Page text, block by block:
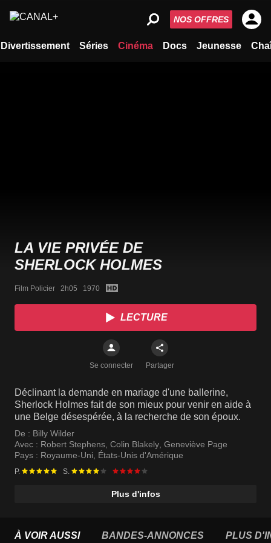
Divertissement Séries Cinéma Docs Jeunesse
NOS OFFRES
LA VIE PRIVÉE DE
SHERLOCK HOLMES
Film Policier   2h05   1970
LECTURE
Se connecter Partager
Déclinant la demande en mariage d'une ballerine,
Sherlock Holmes fait de son mieux pour venir en aide à
une Belge désespérée, à la recherche de son époux.
De : Billy Wilder
Avec : Robert Stephens Colin Blakely Geneviève Page
Pays : Royaume-Uni États-Unis d'Amérique
P. S.
Plus d'infos
À VOIR AUSSI BANDES-ANNONCES PLUS